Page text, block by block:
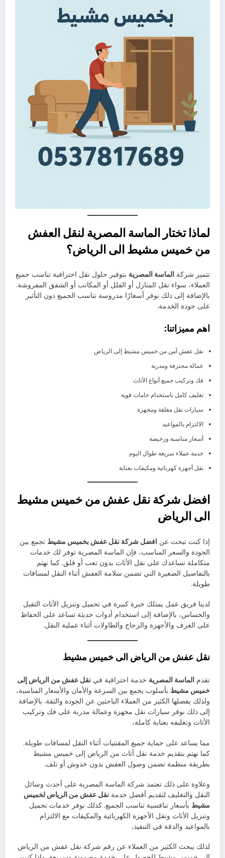
لماذا تختار الماسة المصرية لنقل العفش
من خميس مشيط الى الرياض؟
تتميز شركة الماسة المصرية بتوفير حلول نقل احترافية تناسب جميع
العملاء، سواء نقل المنازل أو الفلل أو المكاتب أو الشقق المفروشة.
بالإضافة إلى ذلك نوفر أسعارًا مدروسة تناسب الجميع دون التأثير
على جودة الخدمة.
اهم مميزاتنا:
نقل عفش آمن من خميس مشيط إلى الرياض
عمالة محترفة ومدربة
فك وتركيب جميع أنواع الأثاث
تغليف كامل باستخدام خامات قوية
سيارات نقل مغلقة ومجهزة
الالتزام بالمواعيد
أسعار مناسبة ورخيصة
خدمة عملاء سريعة طوال اليوم
نقل أجهزة كهربائية ومكيفات بعناية
افضل شركة نقل عفش من خميس مشيط
الى الرياض
إذا كنت تبحث عن افضل شركة نقل عفش بخميس مشيط تجمع بين
الجودة والسعر المناسب، فإن الماسة المصرية توفر لك خدمات
متكاملة تساعدك على نقل الأثاث بدون تعب أو قلق. كما نهتم
بالتفاصيل الصغيرة التي تضمن سلامة العفش أثناء النقل لمسافات
طويلة.
لدينا فريق عمل يمتلك خبرة كبيرة في تحميل وتنزيل الأثاث الثقيل
والحساس، بالإضافة إلى استخدام أدوات حديثة تساعد على الحفاظ
على الغرف والأجهزة والزجاج والطاولات أثناء عملية النقل.
نقل عفش من الرياض الى خميس مشيط
تقدم الماسة المصرية خدمة احترافية في نقل عفش من الرياض إلى
خميس مشيط بأسلوب يجمع بين السرعة والأمان والأسعار المناسبة،
ولذلك يفضلها الكثير من العملاء الباحثين عن الجودة والثقة. بالإضافة
إلى ذلك نوفر سيارات نقل مجهزة وعمالة مدربة على فك وتركيب
الأثاث وتغليفه بعناية كاملة،
مما يساعد على حماية جميع المقتنيات أثناء النقل لمسافات طويلة.
كما نهتم بتقديم خدمة نقل أثاث من الرياض إلى خميس مشيط
بطريقة منظمة تضمن وصول العفش بدون خدوش أو تلف.
وعلاوة على ذلك تعتمد شركة الماسة المصرية على أحدث وسائل
النقل والتغليف لتقديم أفضل خدمة نقل عفش من الرياض لخميس
مشيط بأسعار تنافسية تناسب الجميع. كذلك نوفر خدمات تحميل
وتنزيل الأثاث ونقل الأجهزة الكهربائية والمكيفات مع الالتزام
بالمواعيد والدقة في التنفيذ،
لذلك يبحث الكثير من العملاء عن رقم شركة نقل عفش من الرياض